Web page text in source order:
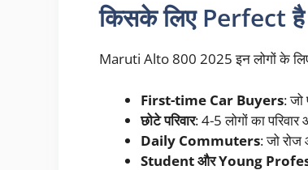
किसके लिए Perfect
Maruti Alto 800 2025 इन लोगों के
First-time Car Buyers: जो
छोटे परिवार: 4-5 लोगों का
Daily Commuters: जो
Student और Young